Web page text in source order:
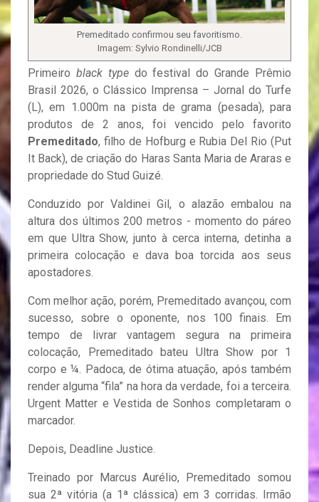
Premeditado confirmou seu favoritismo.
Imagem: Sylvio Rondinelli/JCB
Primeiro black typedo festival do Grande Prêmio
Brasil 2026, o Clássico Imprensa – Jornal do Turfe
(L), em 1.000m na pista de grama (pesada), para
produtos de 2 anos, foi vencido pelo favorito
Premeditado, filho de Hofburg e Rubia Del Rio (Put
It Back), de criação do Haras Santa Maria de Araras e
propriedade do Stud Guizé.
Conduzido por Valdinei Gil, o alazão embalou na
altura dos últimos 200 metros - momento do páreo
em que Ultra Show, junto à cerca interna, detinha a
primeira colocação e dava boa torcida aos seus
apostadores.
Com melhor ação, porém, Premeditado avançou, com
sucesso, sobre o oponente, nos 100 finais. Em
tempo de livrar vantagem segura na primeira
colocação, Premeditado bateu Ultra Show por 1
corpo e ¼. Padoca, de ótima atuação, após também
render alguma “fila” na hora da verdade, foi a terceira.
Urgent Matter e Vestida de Sonhos completaram o
marcador.
Depois, Deadline Justice.
Treinado por Marcus Aurélio, Premeditado somou
sua 2ª vitória (a 1ª clássica) em 3 corridas. Irmão